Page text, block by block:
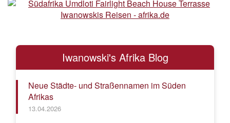
Iwanowski's Afrika Blog
Neue Städte- und Straßennamen im Süden
Afrikas
13.04.2026